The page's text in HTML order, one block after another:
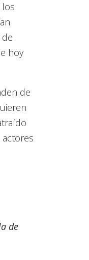
hoy
de
de